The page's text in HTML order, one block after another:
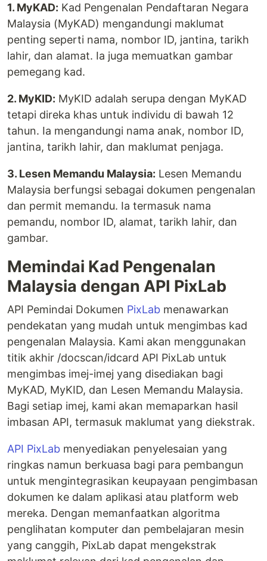
1. MyKAD: Kad Pengenalan Pendaftaran Negara
Malaysia (MyKAD) mengandungi maklumat
penting seperti nama, nombor ID, jantina, tarikh
lahir, dan alamat. Ia juga memuatkan gambar
pemegang kad.
2. MyKID: MyKID adalah serupa dengan MyKAD
tetapi direka khas untuk individu di bawah 12
tahun. Ia mengandungi nama anak, nombor ID,
jantina, tarikh lahir, dan maklumat penjaga.
3. Lesen Memandu Malaysia: Lesen Memandu
Malaysia berfungsi sebagai dokumen pengenalan
dan permit memandu. Ia termasuk nama
pemandu, nombor ID, alamat, tarikh lahir, dan
gambar.
Memindai Kad Pengenalan
Malaysia dengan API PixLab
API Pemindai Dokumen PixLab menawarkan
pendekatan yang mudah untuk mengimbas kad
pengenalan Malaysia. Kami akan menggunakan
titik akhir /docscan/idcard API PixLab untuk
mengimbas imej-imej yang disediakan bagi
MyKAD, MyKID, dan Lesen Memandu Malaysia.
Bagi setiap imej, kami akan memaparkan hasil
imbasan API, termasuk maklumat yang diekstrak.
API PixLab menyediakan penyelesaian yang
ringkas namun berkuasa bagi para pembangun
untuk mengintegrasikan keupayaan pengimbasan
dokumen ke dalam aplikasi atau platform web
mereka. Dengan memanfaatkan algoritma
penglihatan komputer dan pembelajaran mesin
yang canggih, PixLab dapat mengekstrak